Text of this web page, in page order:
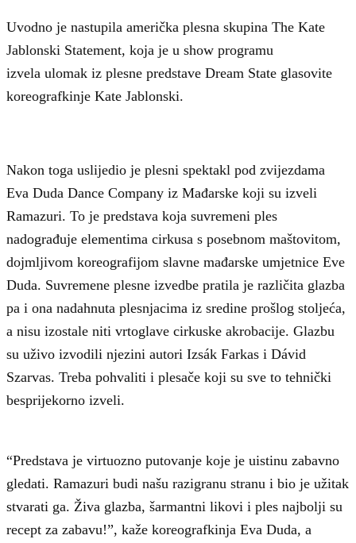
Uvodno je nastupila američka plesna skupina The Kate
Jablonski Statement, koja je u show programu
izvela ulomak iz plesne predstave Dream State glasovite
koreografkinje Kate Jablonski.
Nakon toga uslijedio je plesni spektakl pod zvijezdama
Eva Duda Dance Company iz Mađarske koji su izveli
Ramazuri. To je predstava koja suvremeni ples
nadograđuje elementima cirkusa s posebnom maštovitom,
dojmljivom koreografijom slavne mađarske umjetnice Eve
Duda. Suvremene plesne izvedbe pratila je različita glazba
pa i ona nadahnuta plesnjacima iz sredine prošlog stoljeća,
a nisu izostale niti vrtoglave cirkuske akrobacije. Glazbu
su uživo izvodili njezini autori Izsák Farkas i Dávid
Szarvas. Treba pohvaliti i plesače koji su sve to tehnički
besprijekorno izveli.
“Predstava je virtuozno putovanje koje je uistinu zabavno
gledati. Ramazuri budi našu razigranu stranu i bio je užitak
stvarati ga. Živa glazba, šarmantni likovi i ples najbolji su
recept za zabavu!”, kaže koreografkinja Eva Duda, a